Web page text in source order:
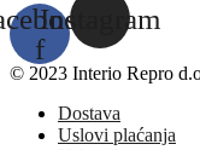
f
Instagram
© 2023 Interio Repro
Dostava
Uslovi plaćanja